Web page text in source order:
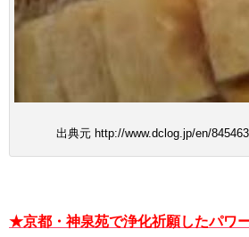
出典元 http://www.dclog.jp/en/
★京都・神泉苑で浄化祈願したパワ